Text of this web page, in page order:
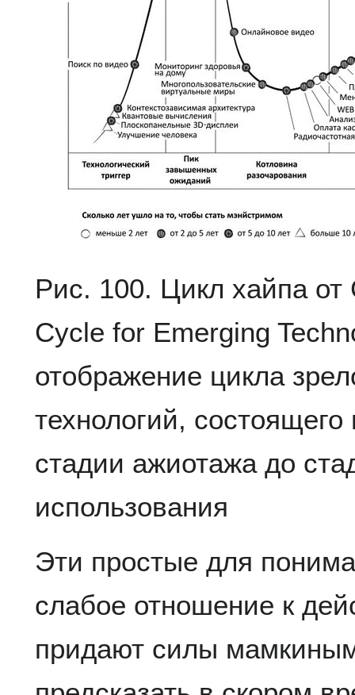
Рис. 100. Цикл хайпа
Cycle for Emerging
отображение цикла
технологий,
стадии ажиотажа до
использования
Эти простые для
слабое отношение к
придают силы